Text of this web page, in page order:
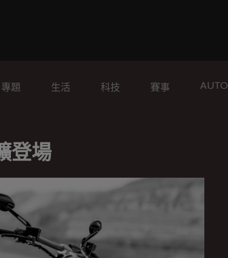
專題 生活 科技 賽事 AUTO
登場